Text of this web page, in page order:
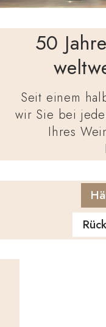
50
Seit einem
wir Sie bei
Ihres